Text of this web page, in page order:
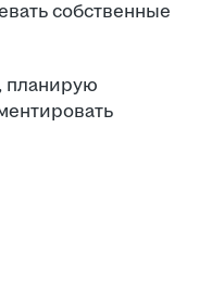
собственные
планирую